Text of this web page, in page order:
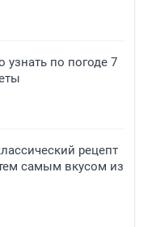
по погоде 7
рецепт
самым вкусом из